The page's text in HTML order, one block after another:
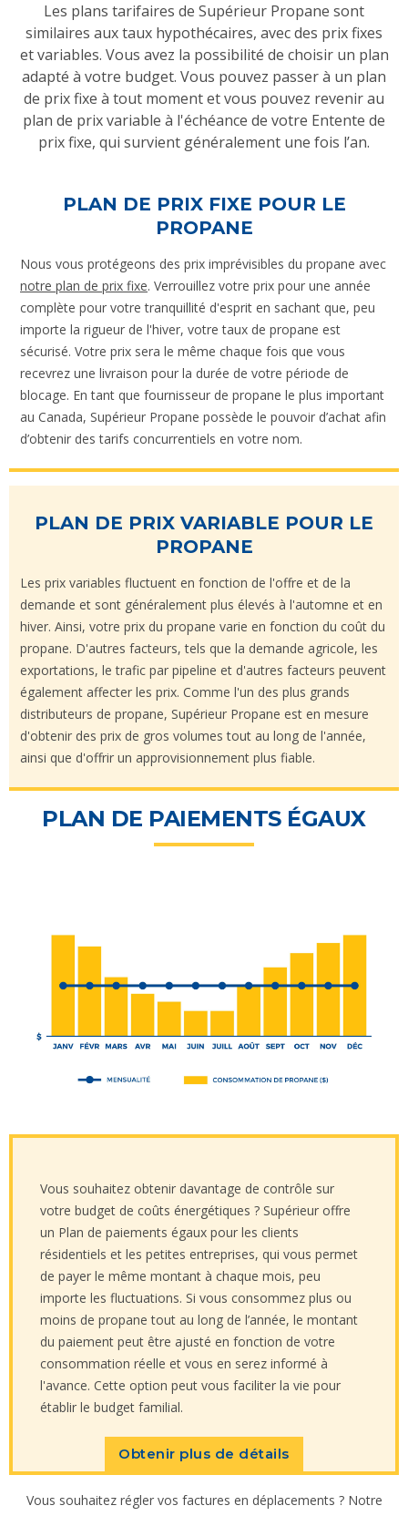
Les plans tarifaires de Supérieur Propane sont
similaires aux taux hypothécaires, avec des prix fixes
et variables. Vous avez la possibilité de choisir un plan
adapté à votre budget. Vous pouvez passer à un plan
de prix fixe à tout moment et vous pouvez revenir au
plan de prix variable à l'échéance de votre Entente de
prix fixe, qui survient généralement une fois l’an.
PLAN DE PRIX FIXE POUR LE
PROPANE
Nous vous protégeons des prix imprévisibles du propane avec
notre plan de prix fixe. Verrouillez votre prix pour une année
complète pour votre tranquillité d'esprit en sachant que, peu
importe la rigueur de l'hiver, votre taux de propane est
sécurisé. Votre prix sera le même chaque fois que vous
recevrez une livraison pour la durée de votre période de
blocage. En tant que fournisseur de propane le plus important
au Canada, Supérieur Propane possède le pouvoir d’achat afin
d’obtenir des tarifs concurrentiels en votre nom.
PLAN DE PRIX VARIABLE POUR LE
PROPANE
Les prix variables fluctuent en fonction de l'offre et de la
demande et sont généralement plus élevés à l'automne et en
hiver. Ainsi, votre prix du propane varie en fonction du coût du
propane. D'autres facteurs, tels que la demande agricole, les
exportations, le trafic par pipeline et d'autres facteurs peuvent
également affecter les prix. Comme l'un des plus grands
distributeurs de propane, Supérieur Propane est en mesure
d'obtenir des prix de gros volumes tout au long de l'année,
ainsi que d'offrir un approvisionnement plus fiable.
PLAN DE PAIEMENTS ÉGAUX
Vous souhaitez obtenir davantage de contrôle sur
votre budget de coûts énergétiques ? Supérieur offre
un Plan de paiements égaux pour les clients
résidentiels et les petites entreprises, qui vous permet
de payer le même montant à chaque mois, peu
importe les fluctuations. Si vous consommez plus ou
moins de propane tout au long de l’année, le montant
du paiement peut être ajusté en fonction de votre
consommation réelle et vous en serez informé à
l'avance. Cette option peut vous faciliter la vie pour
établir le budget familial.
Obtenir plus de détails
Vous souhaitez régler vos factures en déplacements ? Notre